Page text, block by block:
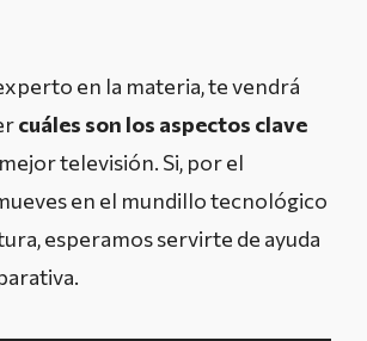
en la materia, te vendrá
cuáles son los aspectos clave
televisión. Si, por el
en el mundillo tecnológico
esperamos servirte de ayuda